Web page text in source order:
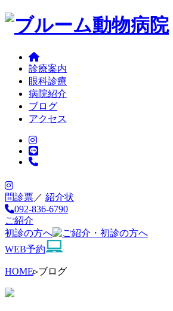
診療案内
眼科診療
病院紹介
ブログ
アクセス
問診票／ 紹介状
092-836-6790
ご紹介
初診の方へ
WEB予約
HOME▹ブログ